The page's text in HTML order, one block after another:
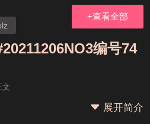
+查看全部
编号74
文
展开简介
(19j网站发展历程)